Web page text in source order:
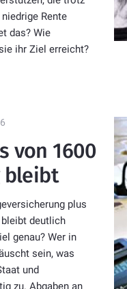
Rente
das? Wie
ihr Ziel erreicht?
von 1600
bleibt
plus
bleibt deutlich
genau? Wer in
sein, was
und
zu. Abgaben an